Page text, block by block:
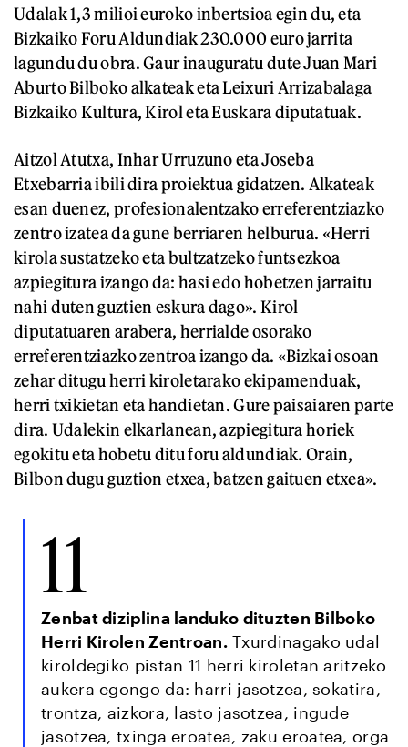
Udalak 1,3 milioi euroko inbertsioa egin du, eta
Bizkaiko Foru Aldundiak 230.000 euro jarrita
lagundu du obra. Gaur inauguratu dute Juan Mari
Aburto Bilboko alkateak eta Leixuri Arrizabalaga
Bizkaiko Kultura, Kirol eta Euskara diputatuak.
Aitzol Atutxa, Inhar Urruzuno eta Joseba
Etxebarria ibili dira proiektua gidatzen. Alkateak
esan duenez, profesionalentzako erreferentziazko
zentro izatea da gune berriaren helburua. «Herri
kirola sustatzeko eta bultzatzeko funtsezkoa
azpiegitura izango da: hasi edo hobetzen jarraitu
nahi duten guztien eskura dago». Kirol
diputatuaren arabera, herrialde osorako
erreferentziazko zentroa izango da. «Bizkai osoan
zehar ditugu herri kiroletarako ekipamenduak,
herri txikietan eta handietan. Gure paisaiaren parte
dira. Udalekin elkarlanean, azpiegitura horiek
egokitu eta hobetu ditu foru aldundiak. Orain,
Bilbon dugu guztion etxea, batzen gaituen etxea».
11
Zenbat diziplina landuko dituzten Bilboko
Herri Kirolen Zentroan.Txurdinagako udal
kiroldegiko pistan 11 herri kiroletan aritzeko
aukera egongo da: harri jasotzea, sokatira,
trontza, aizkora, lasto jasotzea, ingude
jasotzea, txinga eroatea, zaku eroatea, orga